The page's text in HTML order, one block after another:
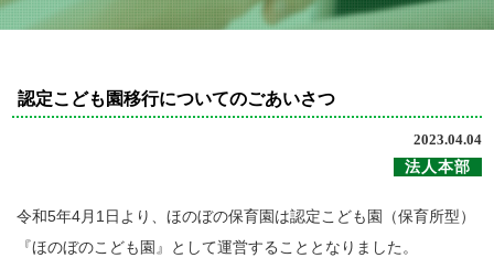
認定こども園移行についてのごあいさつ
2023.04.04
法人本部
令和5年4月1日より、ほのぼの保育園は認定こども園（保育所型）
『ほのぼのこども園』として運営することとなりました。